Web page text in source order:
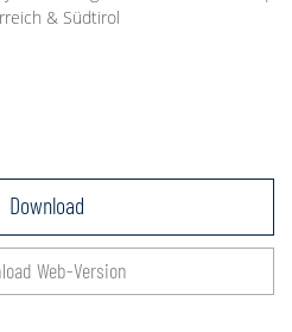
& Südtirol
Download
Web-Version